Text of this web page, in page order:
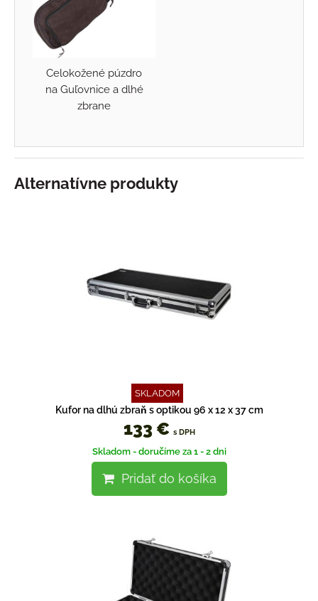
Celokožené púzdro
na Guľovnice a dlhé
zbrane
Alternatívne produkty
SKLADOM
Kufor na dlhú zbraň s optikou 96 x 12 x 37 cm
133 € s DPH
Skladom - doručíme za 1 - 2 dni
Pridať do košíka